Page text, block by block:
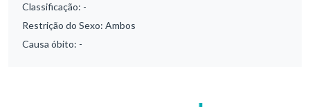
Classificação: -
Restrição do Sexo: Ambos
Causa óbito: -